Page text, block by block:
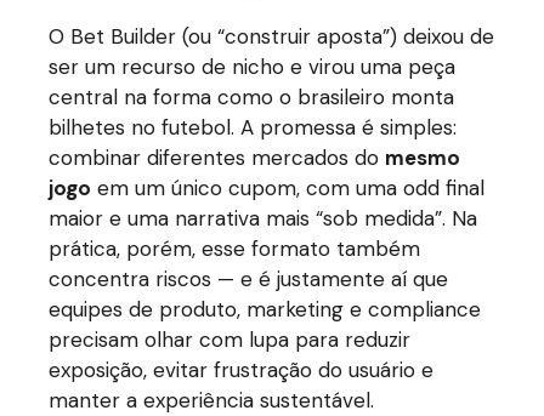
O Bet Builder (ou “construir aposta”) deixou de
ser um recurso de nicho e virou uma peça
central na forma como o brasileiro monta
bilhetes no futebol. A promessa é simples:
combinar diferentes mercados do mesmo
jogo em um único cupom, com uma odd final
maior e uma narrativa mais “sob medida”. Na
prática, porém, esse formato também
concentra riscos — e é justamente aí que
equipes de produto, marketing e compliance
precisam olhar com lupa para reduzir
exposição, evitar frustração do usuário e
manter a experiência sustentável.